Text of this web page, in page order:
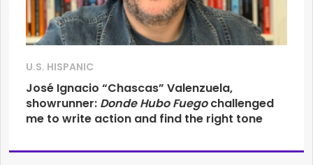
U.S. HISPANIC
José Ignacio “Chascas” Valenzuela,
showrunner: Donde Hubo Fuegochallenged
me to write action and find the right tone